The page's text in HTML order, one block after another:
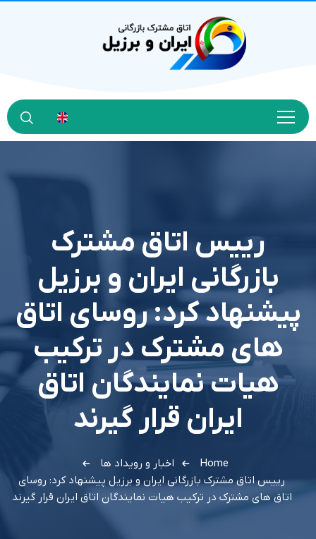
رييس اتاق مشترک
بازرگاني ايران و برزيل
پيشنهاد کرد: روساي اتاق
هاي مشترک در ترکيب
هيات نمايندگان اتاق
ايران قرار گيرند
Home
اخبار و رویداد ها
رييس اتاق مشترک بازرگاني ايران و برزيل پيشنهاد کرد: روساي
اتاق هاي مشترک در ترکيب هيات نمايندگان اتاق ايران قرار گيرند